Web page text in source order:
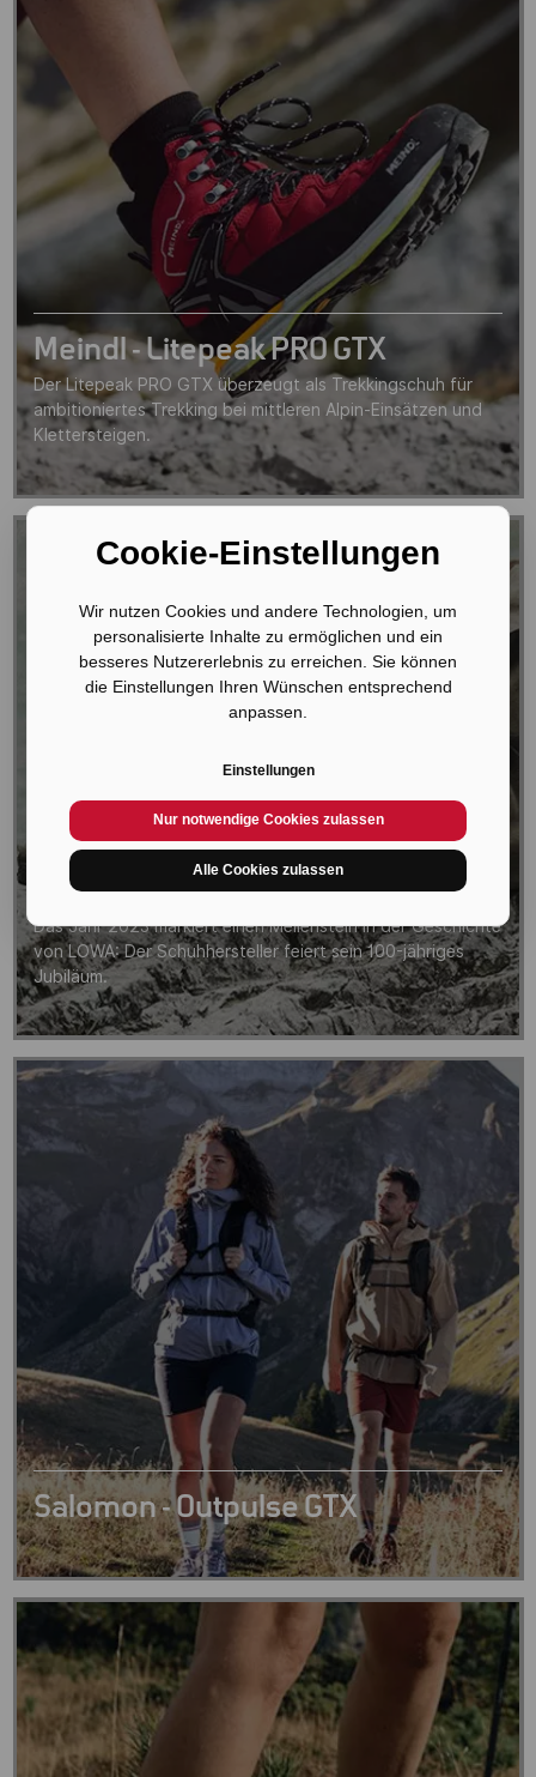
Cookie-Einstellungen
Wir nutzen Cookies und andere Technologien, um
personalisierte Inhalte zu ermöglichen und ein
besseres Nutzererlebnis zu erreichen. Sie können
die Einstellungen Ihren Wünschen entsprechend
anpassen.
Einstellungen
Nur notwendige Cookies zulassen
Alle Cookies zulassen
Meindl - Litepeak PRO GTX
Der Litepeak PRO GTX überzeugt als Trekkingschuh für
ambitioniertes Trekking bei mittleren Alpin-Einsätzen und
Klettersteigen.
100 JAHRE LOWA
Das Jahr 2023 markiert einen Meilenstein in der Geschichte
von LOWA: Der Schuhhersteller feiert sein 100-jähriges
Jubiläum.
Salomon - Outpulse GTX